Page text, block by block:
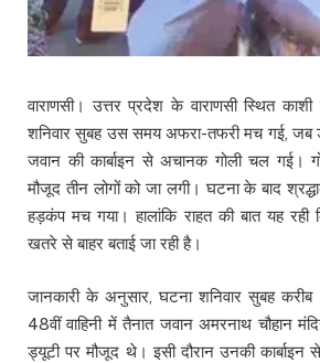
वाराणसी। उत्तर प्रदेश के वाराणसी स्थित काशी
शनिवार सुबह उस समय अफरा-तफरी मच गई, जब
जवान की कार्बाइन से अचानक गोली चल गई।
मौजूद तीन लोगों को जा लगी। घटना के बाद
हड़कंप मच गया। हालांकि राहत की बात यह रही
खतरे से बाहर बताई जा रही है।
जानकारी के अनुसार, घटना शनिवार सुबह
48वीं वाहिनी में तैनात जवान अमरनाथ चौहान
ड्यूटी पर मौजूद थे। इसी दौरान उनकी कार्बाइन